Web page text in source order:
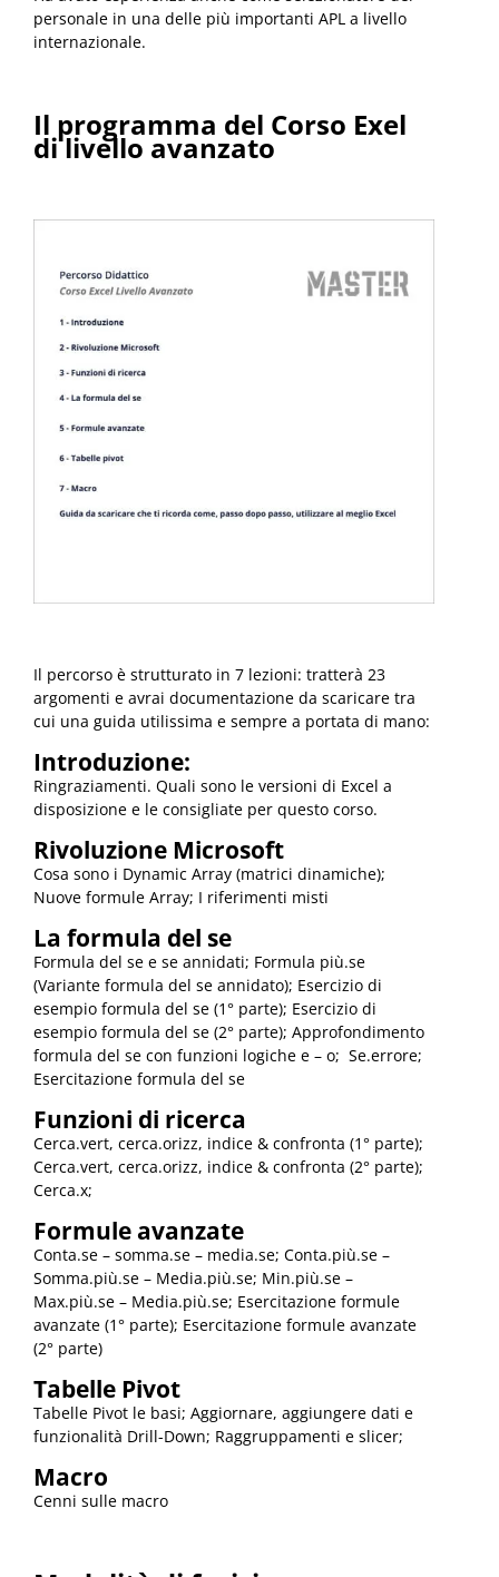
personale in una delle più importanti APL a livello
internazionale.
Il programma del Corso Exel
di livello avanzato
Il percorso è strutturato in 7 lezioni: tratterà 23
argomenti e avrai documentazione da scaricare tra
cui una guida utilissima e sempre a portata di mano:
Introduzione:
Ringraziamenti. Quali sono le versioni di Excel a
disposizione e le consigliate per questo corso.
Rivoluzione Microsoft
Cosa sono i Dynamic Array (matrici dinamiche);
Nuove formule Array; I riferimenti misti
La formula del se
Formula del se e se annidati; Formula più.se
(Variante formula del se annidato); Esercizio di
esempio formula del se (1° parte); Esercizio di
esempio formula del se (2° parte); Approfondimento
formula del se con funzioni logiche e – o; Se.errore;
Esercitazione formula del se
Funzioni di ricerca
Cerca.vert, cerca.orizz, indice & confronta (1° parte);
Cerca.vert, cerca.orizz, indice & confronta (2° parte);
Cerca.x;
Formule avanzate
Conta.se – somma.se – media.se; Conta.più.se –
Somma.più.se – Media.più.se; Min.più.se –
Max.più.se – Media.più.se; Esercitazione formule
avanzate (1° parte); Esercitazione formule avanzate
(2° parte)
Tabelle Pivot
Tabelle Pivot le basi; Aggiornare, aggiungere dati e
funzionalità Drill-Down; Raggruppamenti e slicer;
Macro
Cenni sulle macro